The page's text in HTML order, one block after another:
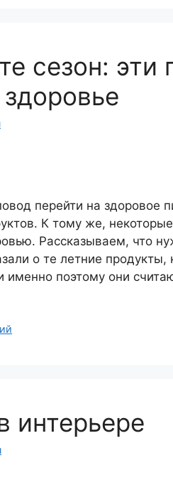
сезон: эти
перейти на здоровое
К тому же,
Рассказываем, что
о те летние
именно поэтому они
интерьере